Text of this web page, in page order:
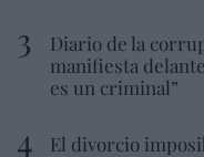
Diario de la
manifiesta
es un criminal”
El divorcio